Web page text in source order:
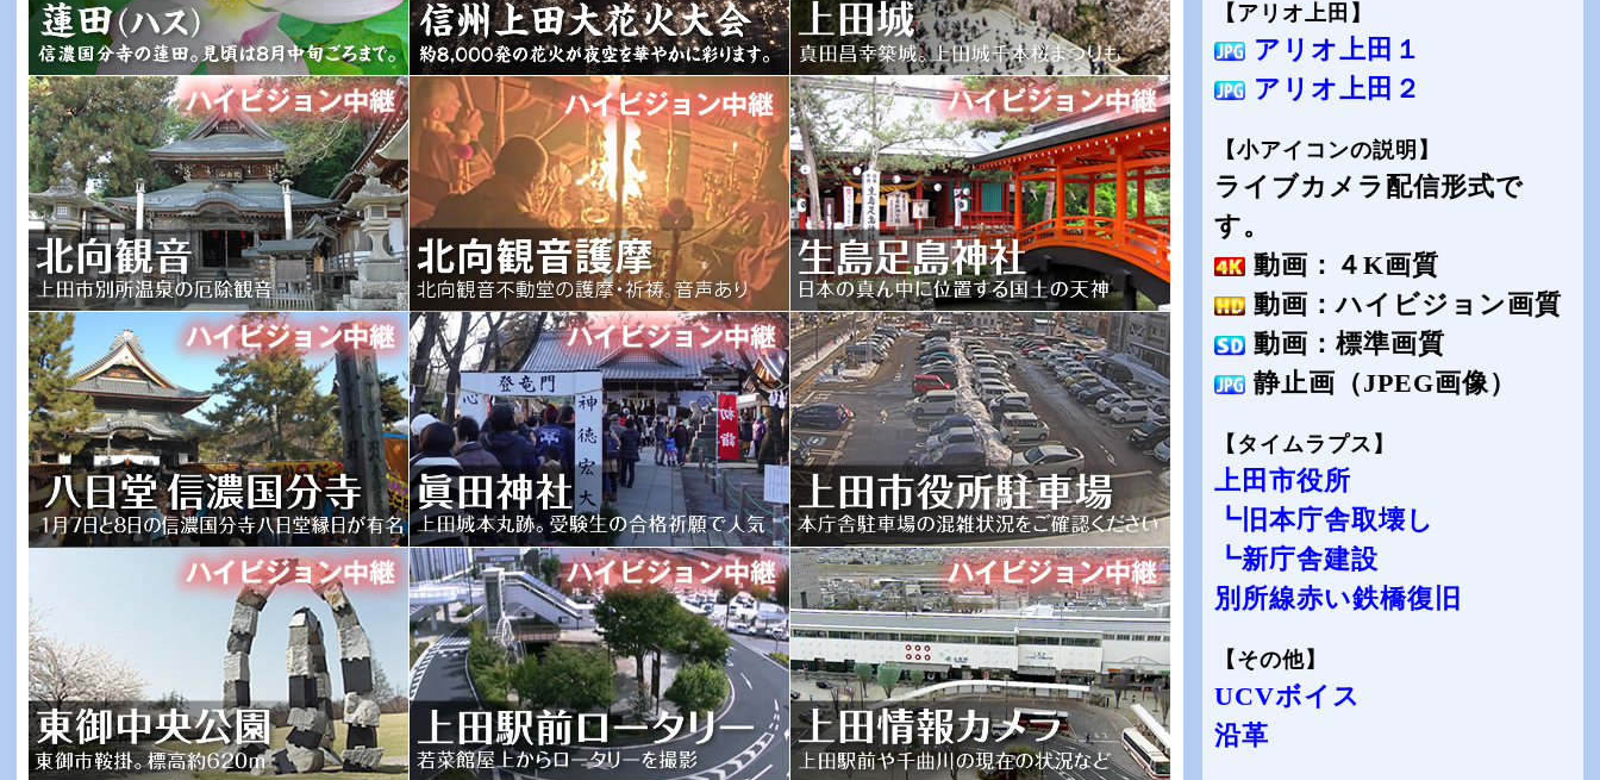
【アリオ上田】
アリオ上田１
アリオ上田２
【小アイコンの説明】
ライブカメラ配信形式で
す。
動画：４K画質
動画：ハイビジョン画質
動画：標準画質
静止画（JPEG画像）
【タイムラプス】
上田市役所
┗旧本庁舎取壊し
┗新庁舎建設
別所線赤い鉄橋復旧
【その他】
UCVボイス
沿革